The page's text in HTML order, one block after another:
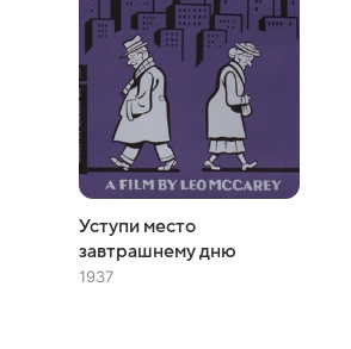
Уступи место
завтрашнему дню
1937